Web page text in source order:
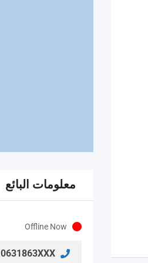
معلومات البائع
Offline Now
0631863XXX